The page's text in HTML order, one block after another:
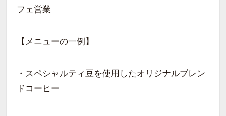
フェ営業
【メニューの一例】
・スペシャルティ豆を使用したオリジナルブレン
ドコーヒー